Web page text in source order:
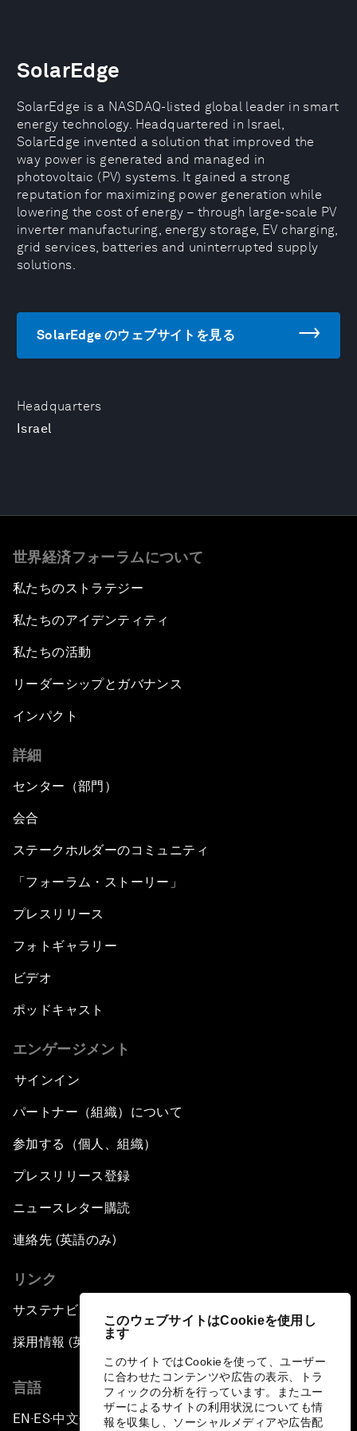
このウェブサイトはCookieを使用し
ます
このサイトではCookieを使って、ユーザー
に合わせたコンテンツや広告の表示、トラ
フィックの分析を行っています。またユー
ザーによるサイトの利用状況についても情
報を収集し、ソーシャルメディアや広告配
Headquarters
Israel
SolarEdge
SolarEdge is a NASDAQ-listed global leader in smart
energy technology. Headquartered in Israel,
SolarEdge invented a solution that improved the
way power is generated and managed in
photovoltaic (PV) systems. It gained a strong
reputation for maximizing power generation while
lowering the cost of energy – through large-scale PV
inverter manufacturing, energy storage, EV charging,
grid services, batteries and uninterrupted supply
solutions.
SolarEdge のウェブサイトを見る
世界経済フォーラムについて
私たちのストラテジー
私たちのアイデンティティ
私たちの活動
リーダーシップとガバナンス
インパクト
詳細
センター（部門）
会合
ステークホルダーのコミュニティ
「フォーラム・ストーリー」
プレスリリース
フォトギャラリー
ビデオ
ポッドキャスト
エンゲージメント
サインイン
パートナー（組織）について
参加する（個人、組織）
プレスリリース登録
ニュースレター購読
連絡先 (英語のみ)
リンク
サステナビリティへの取り組み
採用情報 (英語のみ)
言語
EN ▪ES▪中文▪ 日本語